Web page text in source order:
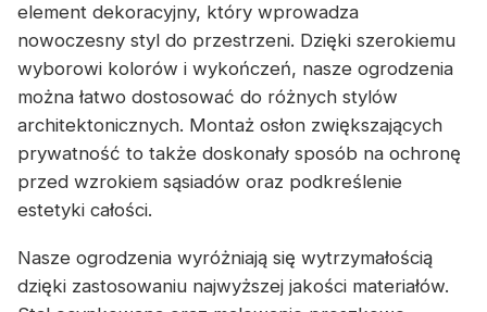
element dekoracyjny, który wprowadza
nowoczesny styl do przestrzeni. Dzięki szerokiemu
wyborowi kolorów i wykończeń, nasze ogrodzenia
można łatwo dostosować do różnych stylów
architektonicznych. Montaż osłon zwiększających
prywatność to także doskonały sposób na ochronę
przed wzrokiem sąsiadów oraz podkreślenie
estetyki całości.
Nasze ogrodzenia wyróżniają się wytrzymałością
dzięki zastosowaniu najwyższej jakości materiałów.